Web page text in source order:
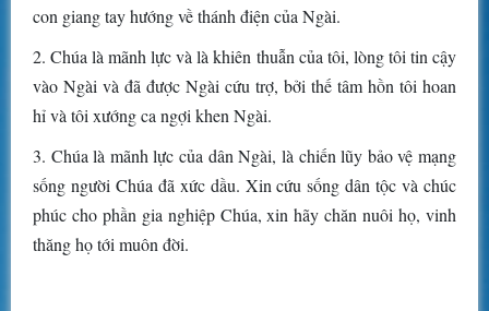
con giang tay hướng về thánh điện của Ngài.
2. Chúa là mãnh lực và là khiên thuẫn của tôi, lòng tôi tin cậy
vào Ngài và đã được Ngài cứu trợ, bởi thế tâm hồn tôi hoan
hỉ và tôi xướng ca ngợi khen Ngài.
3. Chúa là mãnh lực của dân Ngài, là chiến lũy bảo vệ mạng
sống người Chúa đã xức dầu. Xin cứu sống dân tộc và chúc
phúc cho phần gia nghiệp Chúa, xin hãy chăn nuôi họ, vinh
thăng họ tới muôn đời.